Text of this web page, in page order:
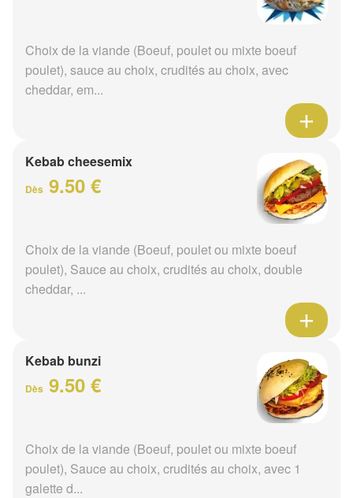
Choix de la viande (Boeuf, poulet ou mixte boeuf
poulet), sauce au choix, crudités au choix, avec
cheddar, em...
Kebab cheesemix
Dès 9.50 €
Choix de la viande (Boeuf, poulet ou mixte boeuf
poulet), Sauce au choix, crudités au choix, double
cheddar, ...
Kebab bunzi
Dès 9.50 €
Choix de la viande (Boeuf, poulet ou mixte boeuf
poulet), Sauce au choix, crudités au choix, avec 1
galette d...